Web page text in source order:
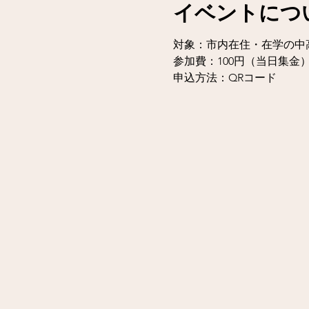
イベントにつ
対象：市内在住・在学の中
参加費：100円（当日集金）
申込方法：QRコード